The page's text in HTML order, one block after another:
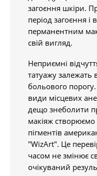
загоєння шкіри.
період загоєння
перманентним
свій вигляд.
Неприємні
татуажу залежать
больового
види місцевих
дещо знеболити
макіяж
пігментів
"WizArt". Це
часом не змінює
очікуваний